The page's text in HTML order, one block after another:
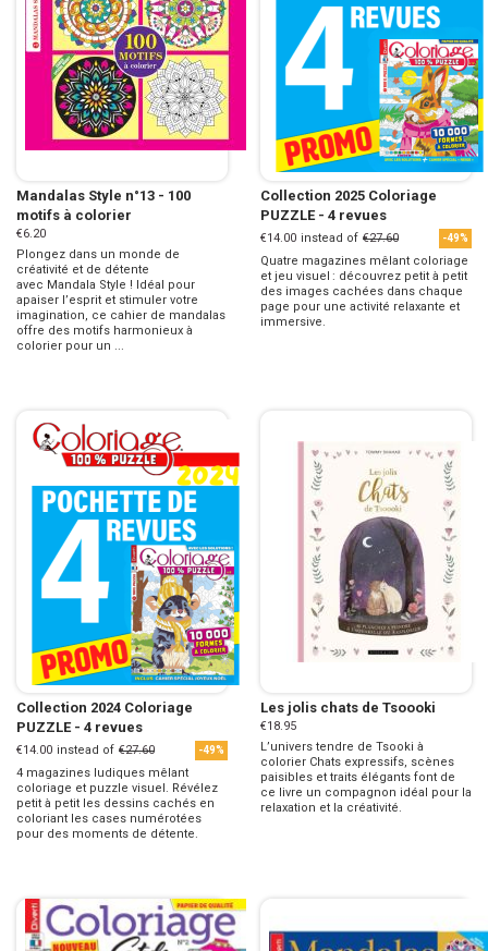
Mandalas Style n°13 - 100
motifs à colorier
€6.20
Plongez dans un monde de
créativité et de détente
avec Mandala Style ! Idéal pour
apaiser l’esprit et stimuler votre
imagination, ce cahier de mandalas
offre des motifs harmonieux à
colorier pour un ...
Collection 2025 Coloriage
PUZZLE - 4 revues
€14.00 instead of €27.60 -49%
Quatre magazines mêlant coloriage
et jeu visuel : découvrez petit à petit
des images cachées dans chaque
page pour une activité relaxante et
immersive.
Collection 2024 Coloriage
PUZZLE - 4 revues
€14.00 instead of €27.60 -49%
4 magazines ludiques mêlant
coloriage et puzzle visuel. Révélez
petit à petit les dessins cachés en
coloriant les cases numérotées
pour des moments de détente.
Les jolis chats de Tsoooki
€18.95
L’univers tendre de Tsooki à
colorier Chats expressifs, scènes
paisibles et traits élégants font de
ce livre un compagnon idéal pour la
relaxation et la créativité.